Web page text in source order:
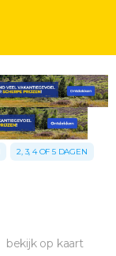
2, 3, 4 OF 5 DAGEN
bekijk op kaart